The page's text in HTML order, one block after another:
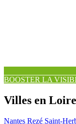
BOOSTER LA
Villes en
Nantes Rezé Saint-